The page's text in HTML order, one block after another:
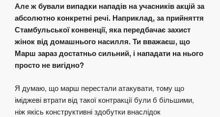
Але ж бували випадки нападів на учасників акцій за
абсолютно конкретні речі. Наприклад, за прийняття
Стамбульської конвенції, яка передбачає захист
жінок від домашнього насилля. Ти вважаєш, що
Марш зараз достатньо сильний, і нападати на нього
просто не вигідно?
Я думаю, що марш перестали атакувати, тому що
іміджеві втрати від такої контракції були б більшими,
ніж якісь конструктивні здобутки внаслідок